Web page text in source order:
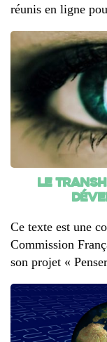
réunis en ligne
Le
Ce texte est une
Commission
son projet «